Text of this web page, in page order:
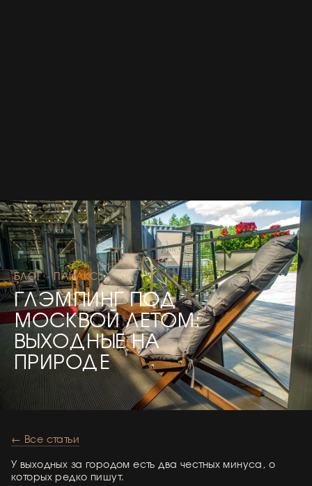
БЛОГ · ПАИАКС
ГЛЭМПИНГ ПОД
МОСКВОЙ ЛЕТОМ:
ВЫХОДНЫЕ НА
ПРИРОДЕ
← Все статьи
У выходных за городом есть два честных минуса, о
которых редко пишут.